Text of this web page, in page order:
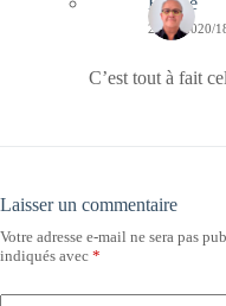
20/04/2020/
C’est tout à fait
Laisser un commentaire
Votre adresse e-mail ne sera pas
indiqués avec *